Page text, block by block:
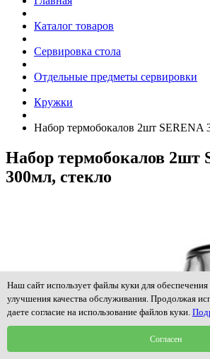
Каталог товаров
Сервировка стола
Отдельные предметы сервировки
Кружки
Набор термобокалов 2шт SERENA
Набор термобокалов 2шт
300мл, стекло
Наш сайт использует файлы куки для
улучшения качества обслуживания. Продолжая
даете согласие на использование файлов куки.
Согласен